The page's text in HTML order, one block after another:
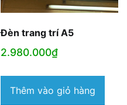
Đèn trang trí A5
2.980.000₫
Thêm vào giỏ hàng